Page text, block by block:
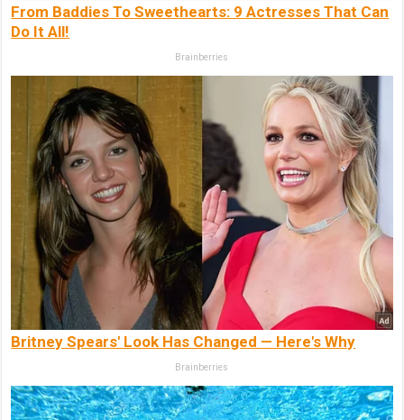
From Baddies To Sweethearts: 9 Actresses That Can
Do It All!
Brainberries
Britney Spears' Look Has Changed — Here's Why
Brainberries